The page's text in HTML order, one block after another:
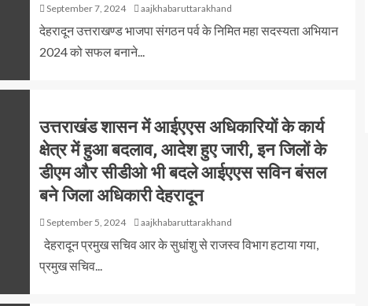
September 7, 2024 aajkhabaruttarakhand
देहरादून उत्तराखण्ड भाजपा संगठन पर्व के निमित महा सदस्यता अभियान
2024 को सफल बनाने...
उत्तराखंड शासन में आईएएस अधिकारियों के कार्य
क्षेत्र में हुआ बदलाव, आदेश हुए जारी, इन जिलों के
डीएम और सीडीओ भी बदले आईएएस सविन बंसल
बने जिला अधिकारी देहरादून
September 5, 2024 aajkhabaruttarakhand
देहरादून प्रमुख सचिव आर के सुधांशु से राजस्व विभाग हटाया गया,
प्रमुख सचिव...